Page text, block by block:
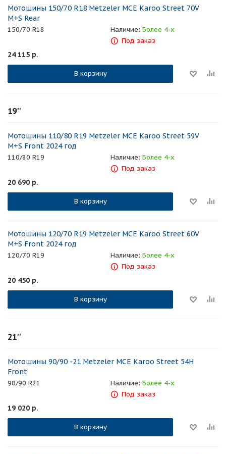
Мотошины 150/70 R18 Metzeler MCE Karoo Street 70V
M+S Rear
150/70 R18 Наличие: Более 4-х
Под заказ
24 115 р.
В корзину
19''
Мотошины 110/80 R19 Metzeler MCE Karoo Street 59V
M+S Front 2024 год
110/80 R19 Наличие: Более 4-х
Под заказ
20 690 р.
В корзину
Мотошины 120/70 R19 Metzeler MCE Karoo Street 60V
M+S Front 2024 год
120/70 R19 Наличие: Более 4-х
Под заказ
20 450 р.
В корзину
21''
Мотошины 90/90 -21 Metzeler MCE Karoo Street 54H
Front
90/90 R21 Наличие: Более 4-х
Под заказ
19 020 р.
В корзину